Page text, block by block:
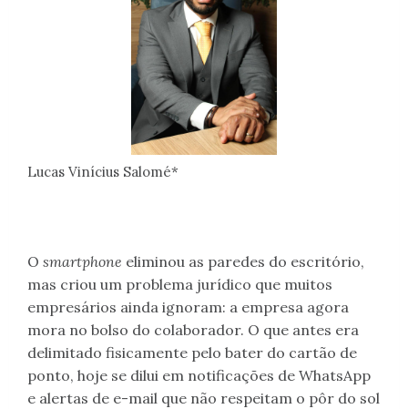
Lucas Vinícius Salomé*
O smartphone eliminou as paredes do escritório,
mas criou um problema jurídico que muitos
empresários ainda ignoram: a empresa agora
mora no bolso do colaborador. O que antes era
delimitado fisicamente pelo bater do cartão de
ponto, hoje se dilui em notificações de WhatsApp
e alertas de e-mail que não respeitam o pôr do sol